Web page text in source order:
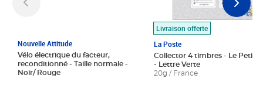
Nouvelle Attitude
Vélo électrique du facteur,
reconditionné - Taille normale -
Noir/ Rouge
Livraison offerte
La Poste
Collector 4 timbres - Le Petit
- Lettre Verte
20g / France